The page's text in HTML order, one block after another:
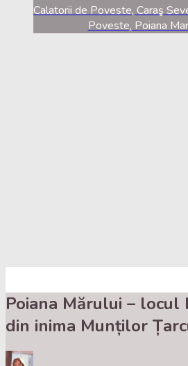
Calatorii de Poveste, Caraş
Poveste, Poiana
ALGARVE – ȚINUTURI DE
Dacă vă doriți să vă petreceți
Poiana Mărului – locul
din inima Munților